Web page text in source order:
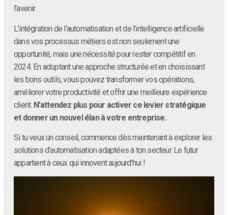
l’avenir.
L’intégration de l’automatisation et de l’intelligence artificielle
dans vos processus métiers est non seulement une
opportunité, mais une nécessité pour rester compétitif en
2024. En adoptant une approche structurée et en choisissant
les bons outils, vous pouvez transformer vos opérations,
améliorer votre productivité et offrir une meilleure expérience
client. N’attendez plus pour activer ce levier stratégique
et donner un nouvel élan à votre entreprise.
Si tu veux un conseil, commence dès maintenant à explorer les
solutions d’automatisation adaptées à ton secteur. Le futur
appartient à ceux qui innovent aujourd’hui !